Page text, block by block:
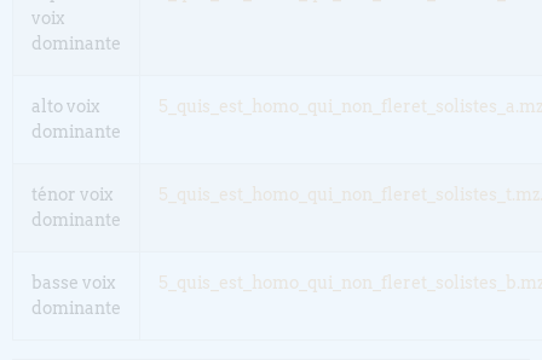
voix
dominante
alto voix
dominante
ténor voix
dominante
basse voix
dominante